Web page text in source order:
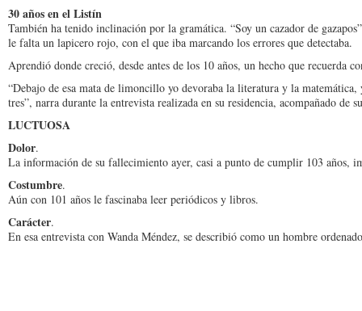
30 años en el Listín
También ha tenido inclinación por la gramática. “Soy un cazador de
le falta un lapicero rojo, con el que iba marcando los errores que detectaba.
Aprendió donde creció, desde antes de los 10 años, un hecho que recuerda
“Debajo de esa mata de limoncillo yo devoraba la literatura y la
tres”, narra durante la entrevista realizada en su residencia, acompañado de
LUCTUOSA
Dolor.
La información de su fallecimiento ayer, casi a punto de cumplir 103 años,
Costumbre.
Aún con 101 años le fascinaba leer periódicos y libros.
Carácter.
En esa entrevista con Wanda Méndez, se describió como un hombre